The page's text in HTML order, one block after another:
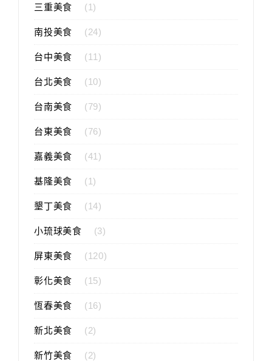
三重美食 (1)
南投美食 (24)
台中美食 (11)
台北美食 (10)
台南美食 (79)
台東美食 (76)
嘉義美食 (41)
基隆美食 (1)
墾丁美食 (14)
小琉球美食 (3)
屏東美食 (120)
彰化美食 (15)
恆春美食 (16)
新北美食 (2)
新竹美食 (2)